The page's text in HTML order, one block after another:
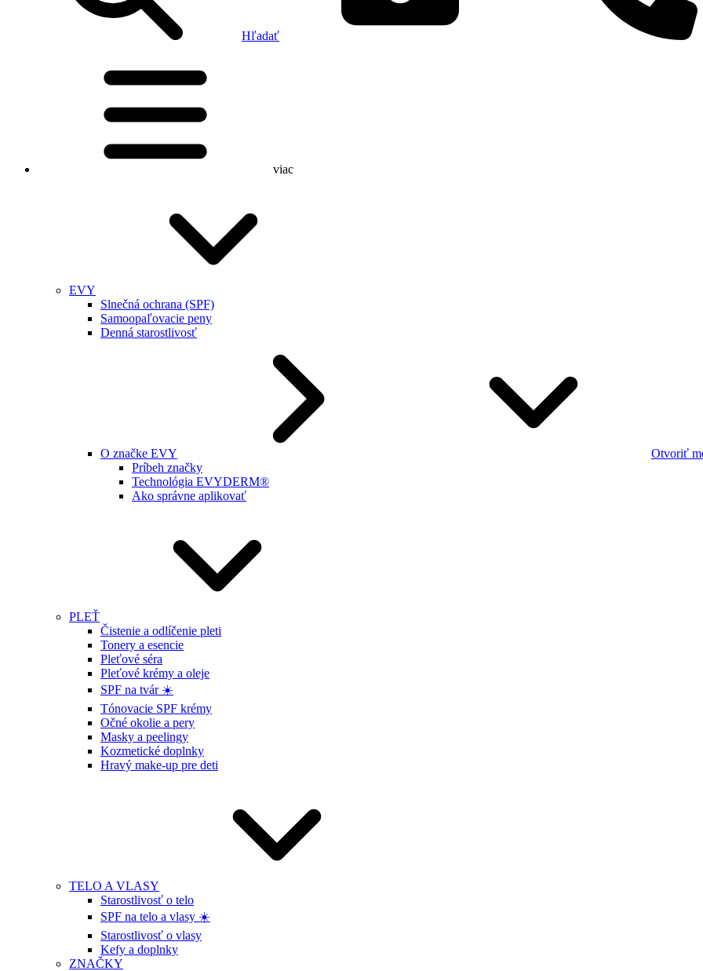
Hľadať
viac
EVY
Slnečná ochrana (SPF)
Samoopaľovacie peny
Denná starostlivosť
O značke EVY
Otvoriť
Príbeh značky
Technológia EVYDERM®
Ako správne aplikovať
PLEŤ
Čistenie a odlíčenie pleti
Tonery a esencie
Pleťové séra
Pleťové krémy a oleje
SPF na tvár ☀️
Tónovacie SPF krémy
Očné okolie a pery
Masky a peelingy
Kozmetické doplnky
Hravý make-up pre deti
TELO A VLASY
Starostlivosť o telo
SPF na telo a vlasy ☀️
Starostlivosť o vlasy
Kefy a doplnky
ZNAČKY